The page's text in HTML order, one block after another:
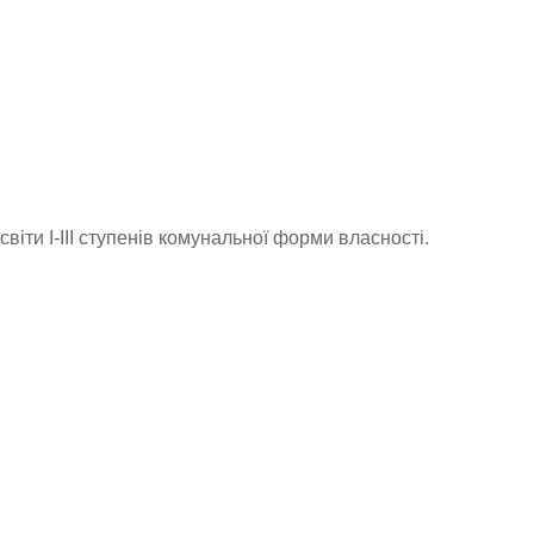
І-ІІІ ступенів комунальної форми власності.